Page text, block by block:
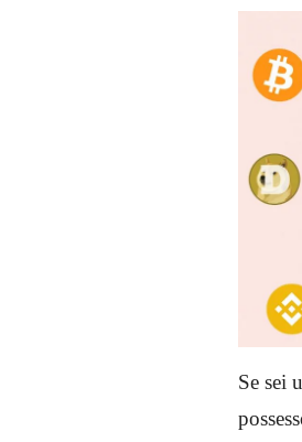
Se sei